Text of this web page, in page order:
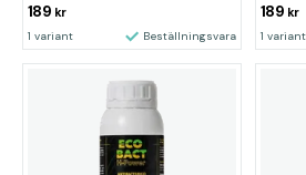
189 kr
1 variant Beställningsvara
189 kr
1 variant